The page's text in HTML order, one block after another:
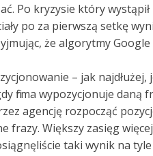
Po kryzysie który
po za pierwszą setkę
że algorytmy
– jak
firma wypozycjonuje
agencję rozpocząć
frazy. Większy zasięg
taki wynik na